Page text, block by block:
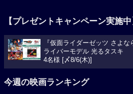
【プレゼントキャンペーン実施中
『仮面ライダーゼッツ さよ
ライバーモデル 光るタスキ
4名様 [〆8/6(木)]
今週の映画ランキング